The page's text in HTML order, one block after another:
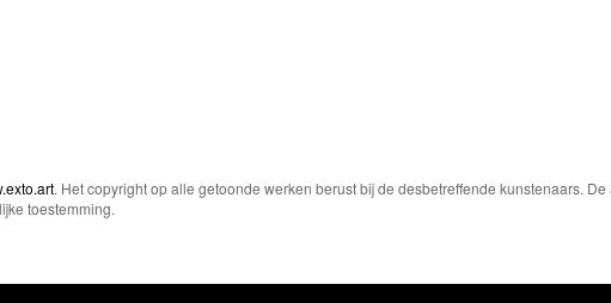
. Het copyright op alle getoonde werken berust bij de desbetreffende kunstenaars.
toestemming.